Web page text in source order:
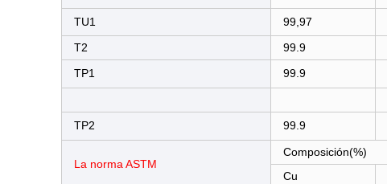
TU1
99,97
T2
99.9
TP1
99.9
TP2 99.9
La norma ASTM
Composición(%)
Cu